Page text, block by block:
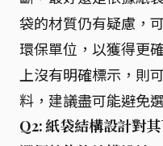
袋的材質仍有疑慮，
環保單位，以獲得更
上沒有明確標示，則
料，建議盡可能避免
Q2: 紙袋結構設計對